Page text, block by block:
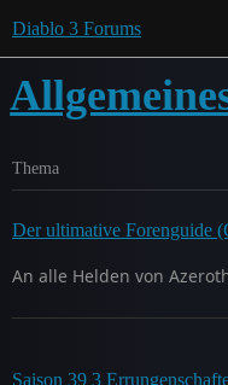
Diablo 3 Forums
Thema
Der ultimative Forenguide
An alle Helden von
Saison 39 3